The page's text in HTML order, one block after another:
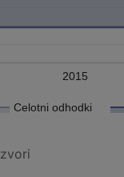
Celotni odhodki
2015